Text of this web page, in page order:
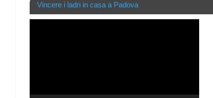
Vincere i ladri in casa a Padova